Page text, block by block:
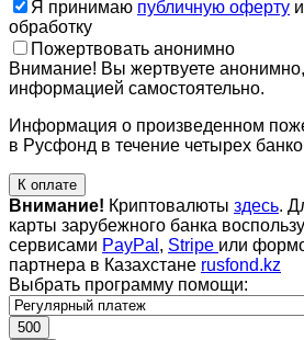
Я принимаю публичную оферту и
обработку
Пожертвовать анонимно
Внимание! Вы жертвуете анонимно,
информацией самостоятельно.
Информация о произведенном
в Русфонд в течение четырех
К оплате
Внимание! Криптовалюты здесь.
карты зарубежного банка
сервисами PayPal , Stripe или
партнера в Казахстане rusfond.kz
Выбрать программу помощи:
500